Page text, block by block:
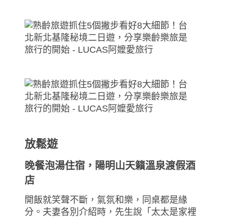
放鬆遊
晚餐泡湯住宿，陽明山天籟溫泉渡假酒
店
開飯就笑聲不斷，氣氛和樂，同桌都是緣
分。夫妻各別介紹時，先生說「太太是家裡